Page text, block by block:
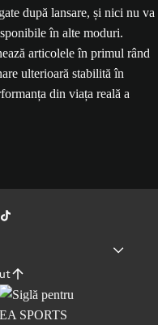
după lansare, și nici nu va
în alte moduri.
articolele în primul rând
ulterioară stabilită în
din viața reală a